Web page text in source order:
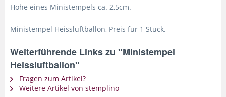
Höhe eines Ministempels ca. 2,5cm.
Ministempel Heissluftballon, Preis für 1 Stück.
Weiterführende Links zu "Ministempel
Heissluftballon"
Fragen zum Artikel?
Weitere Artikel von stemplino